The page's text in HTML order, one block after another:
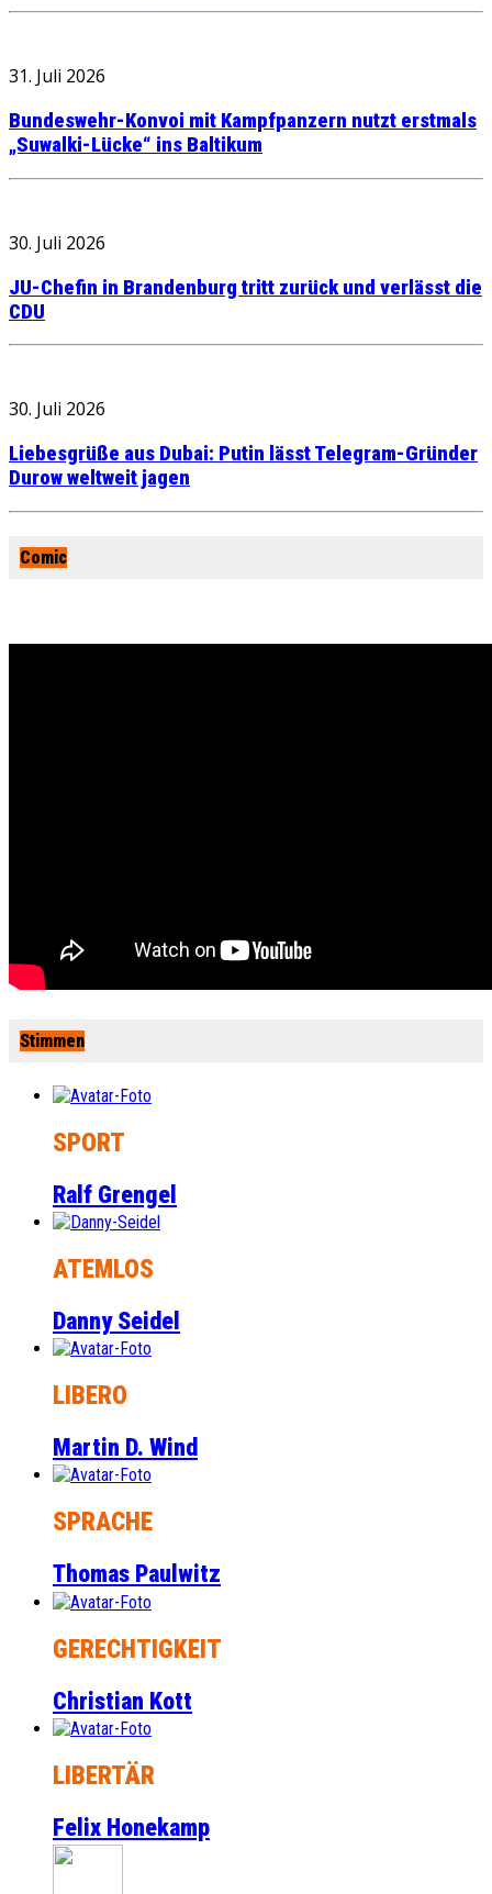
31. Juli 2026
Bundeswehr-Konvoi mit Kampfpanzern nutzt erstmals
„Suwalki-Lücke“ ins Baltikum
30. Juli 2026
JU-Chefin in Brandenburg tritt zurück und verlässt die
CDU
30. Juli 2026
Liebesgrüße aus Dubai: Putin lässt Telegram-Gründer
Durow weltweit jagen
Comic
Stimmen
SPORT
Ralf Grengel
ATEMLOS
Danny Seidel
LIBERO
Martin D. Wind
SPRACHE
Thomas Paulwitz
GERECHTIGKEIT
Christian Kott
LIBERTÄR
Felix Honekamp